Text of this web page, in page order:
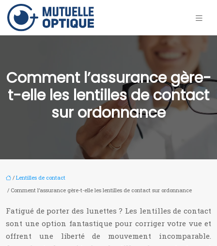
Comment l’assurance gère-
t-elle les lentilles de contact
sur ordonnance
/ Lentilles de contact
/ Comment l’assurance gère-t-elle les lentilles de contact sur ordonnance
Fatigué de porter des lunettes ? Les lentilles de contact
sont une option fantastique pour corriger votre vue et
offrent une liberté de mouvement incomparable.